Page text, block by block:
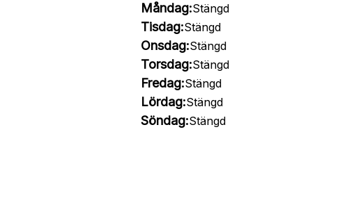
Måndag:Stängd
Tisdag:Stängd
Onsdag:Stängd
Torsdag:Stängd
Fredag:Stängd
Lördag:Stängd
Söndag:Stängd